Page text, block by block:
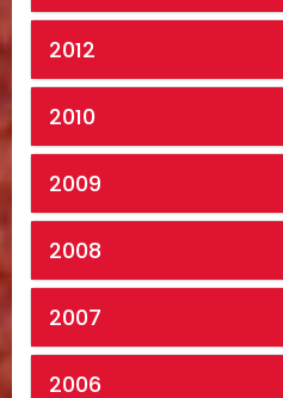
2012
2010
2009
2008
2007
2006